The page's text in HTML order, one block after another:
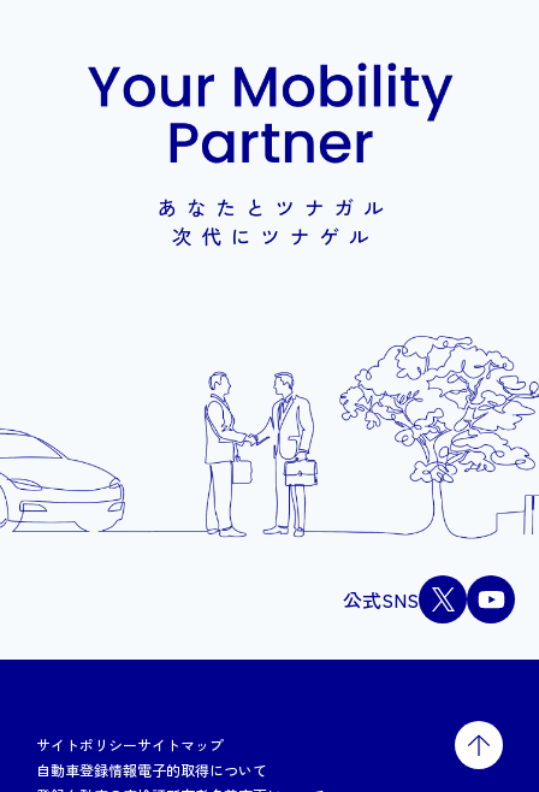
公式SNS
サイトポリシーサイトマップ
自動車登録情報電子的取得について